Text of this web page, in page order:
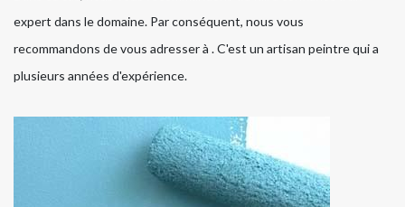
expert dans le domaine. Par conséquent, nous vous
recommandons de vous adresser à . C'est un artisan peintre qui a
plusieurs années d'expérience.